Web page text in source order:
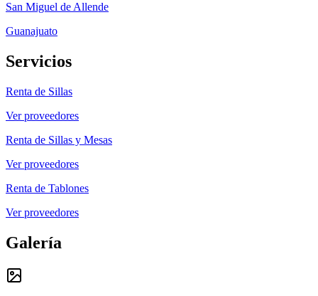
San Miguel de Allende
Guanajuato
Servicios
Renta de Sillas
Ver proveedores
Renta de Sillas y Mesas
Ver proveedores
Renta de Tablones
Ver proveedores
Galería